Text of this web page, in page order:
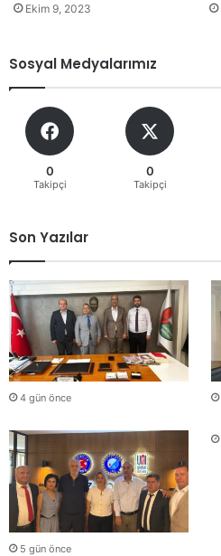
Ekim 9, 2023
Sosyal Medyalarımız
0
Takipçi
0
Takipçi
Son Yazılar
4 gün önce
5 gün önce